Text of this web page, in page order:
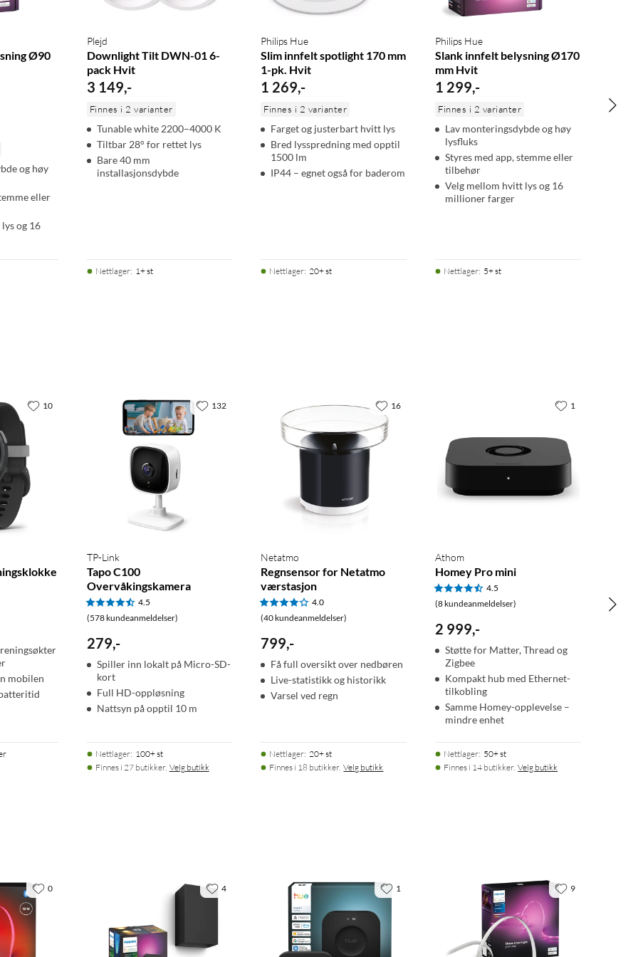
eller Google Home-enhet.
Ø90
og høy
eller
og 16
Plejd
Downlight Tilt DWN-01 6-
pack Hvit
3 149,-
Finnes i 2 varianter
Tunable white 2200–4000 K
Tiltbar 28° for rettet lys
Bare 40 mm
installasjonsdybde
Nettlager: 1+ st
Philips Hue
Slim innfelt spotlight 170 mm
1-pk. Hvit
1 269,-
Finnes i 2 varianter
Farget og justerbart hvitt lys
Bred lysspredning med opptil
1500 lm
IP44 – egnet også for baderom
Nettlager: 20+ st
Philips Hue
Slank innfelt belysning Ø170
mm Hvit
1 299,-
Finnes i 2 varianter
Lav monteringsdybde og høy
lysfluks
Styres med app, stemme eller
tilbehør
Velg mellom hvitt lys og 16
millioner farger
Nettlager: 5+ st
mobilen
10
TP-Link
Tapo C100
Overvåkingskamera
4.5
(578 kundeanmeldelser)
279,-
Spiller inn lokalt på Micro-SD-
kort
Full HD-oppløsning
Nattsyn på opptil 10 m
Nettlager: 100+ st
Finnes i 27 butikker. Velg butikk
132
Netatmo
Regnsensor for Netatmo
værstasjon
4.0
(40 kundeanmeldelser)
799,-
Få full oversikt over nedbøren
Live-statistikk og historikk
Varsel ved regn
Nettlager: 20+ st
Finnes i 18 butikker. Velg butikk
16
Athom
Homey Pro mini
4.5
(8 kundeanmeldelser)
2 999,-
Støtte for Matter, Thread og
Zigbee
Kompakt hub med Ethernet-
tilkobling
Samme Homey-opplevelse –
mindre enhet
Nettlager: 50+ st
Finnes i 14 butikker. Velg butikk
1
0 4 1 9